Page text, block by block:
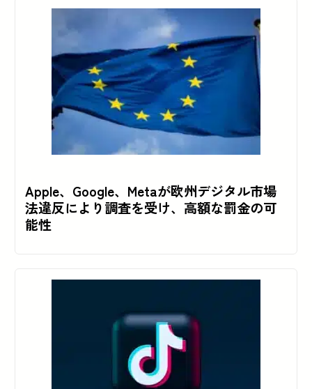
Apple、Google、Metaが欧州デジタル市場
法違反により調査を受け、高額な罰金の可
能性